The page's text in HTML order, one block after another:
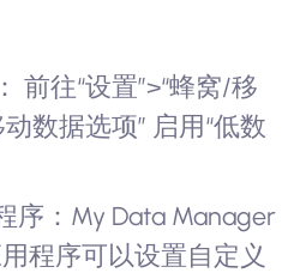
前往“设置”>“蜂窝/移
数据选项” 启用“低数
序：My Data Manager
程序可以设置自定义